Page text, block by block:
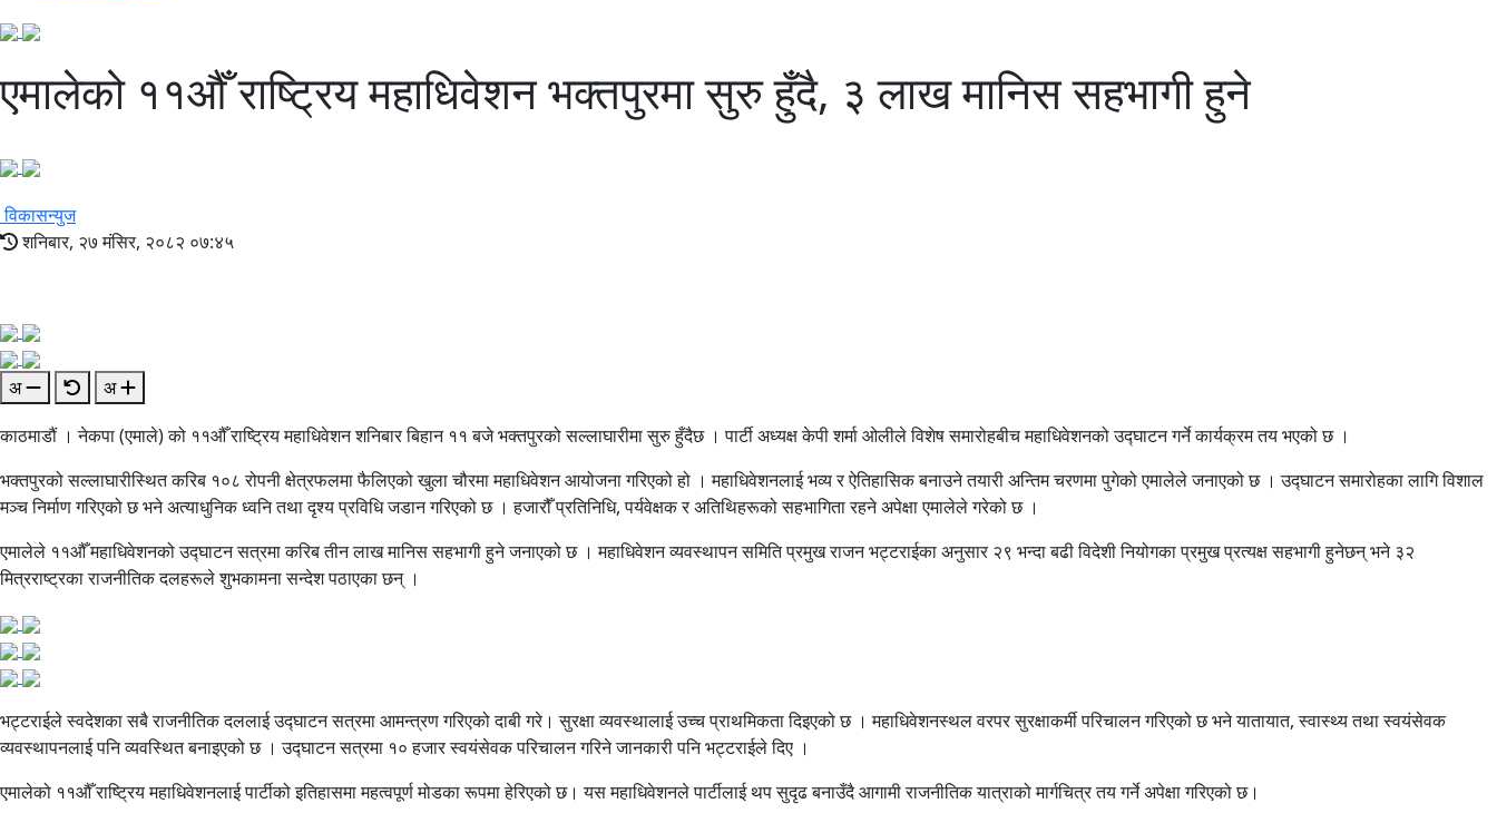
एमालेको ११औँ राष्ट्रिय महाधिवेशन भक्तपुरमा सुरु हुँदै, ३ लाख मानिस सहभागी हुने
विकासन्युज
शनिबार, २७ मंसिर, २०८२ ०७:४५
अ
अ
काठमाडौं । नेकपा (एमाले) को ११औँ राष्ट्रिय महाधिवेशन शनिबार बिहान ११ बजे भक्तपुरको सल्लाघारीमा सुरु हुँदैछ । पार्टी अध्यक्ष केपी शर्मा ओलीले विशेष समारोहबीच महाधिवेशनको उद्घाटन गर्ने कार्यक्रम तय भएको छ ।
भक्तपुरको सल्लाघारीस्थित करिब १०८ रोपनी क्षेत्रफलमा फैलिएको खुला चौरमा महाधिवेशन आयोजना गरिएको हो । महाधिवेशनलाई भव्य र ऐतिहासिक बनाउने तयारी अन्तिम चरणमा पुगेको एमालेले जनाएको छ । उद्घाटन समारोहका लागि विशाल
मञ्च निर्माण गरिएको छ भने अत्याधुनिक ध्वनि तथा दृश्य प्रविधि जडान गरिएको छ । हजारौँ प्रतिनिधि, पर्यवेक्षक र अतिथिहरूको सहभागिता रहने अपेक्षा एमालेले गरेको छ ।
एमालेले ११औँ महाधिवेशनको उद्घाटन सत्रमा करिब तीन लाख मानिस सहभागी हुने जनाएको छ । महाधिवेशन व्यवस्थापन समिति प्रमुख राजन भट्टराईका अनुसार २९ भन्दा बढी विदेशी नियोगका प्रमुख प्रत्यक्ष सहभागी हुनेछन् भने ३२
मित्रराष्ट्रका राजनीतिक दलहरूले शुभकामना सन्देश पठाएका छन् ।
भट्टराईले स्वदेशका सबै राजनीतिक दललाई उद्घाटन सत्रमा आमन्त्रण गरिएको दाबी गरे। सुरक्षा व्यवस्थालाई उच्च प्राथमिकता दिइएको छ । महाधिवेशनस्थल वरपर सुरक्षाकर्मी परिचालन गरिएको छ भने यातायात, स्वास्थ्य तथा स्वयंसेवक
व्यवस्थापनलाई पनि व्यवस्थित बनाइएको छ । उद्घाटन सत्रमा १० हजार स्वयंसेवक परिचालन गरिने जानकारी पनि भट्टराईले दिए ।
एमालेको ११औँ राष्ट्रिय महाधिवेशनलाई पार्टीको इतिहासमा महत्वपूर्ण मोडका रूपमा हेरिएको छ। यस महाधिवेशनले पार्टीलाई थप सुदृढ बनाउँदै आगामी राजनीतिक यात्राको मार्गचित्र तय गर्ने अपेक्षा गरिएको छ।